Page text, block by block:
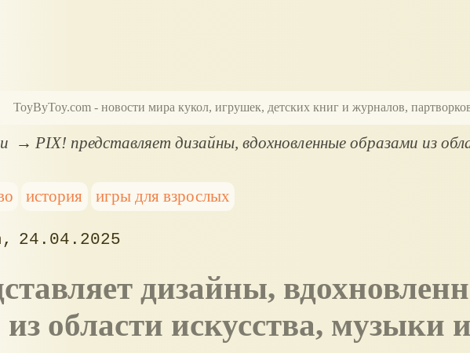
ToyByToy.com - новости мира кукол, игрушек, детских книг и журналов,
PIX! представляет дизайны, вдохновленные образами из
история игры для взрослых
24.04.2025
области искусства, музыки и